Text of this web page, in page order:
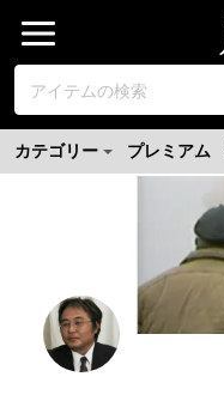
カテゴリー プレミアム